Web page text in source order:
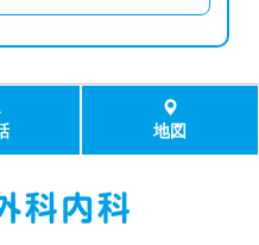
地図